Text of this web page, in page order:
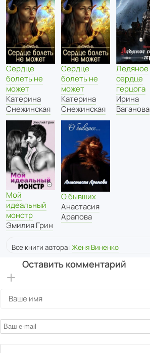
Сердце
болеть не
может
Катерина
Снежинская
Сердце
болеть не
может
Катерина
Снежинская
Ледяное
сердце
герцога
Ирина
Ваганова
Мой
идеальный
монстр
Эмилия Грин
О бывших
Анастасия
Арапова
Все книги автора: Женя Виненко
Оставить комментарий